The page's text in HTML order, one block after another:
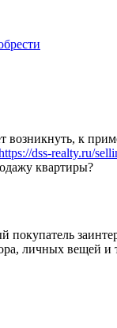
к
dss-realty.ru/
квартиры?
личных вещей